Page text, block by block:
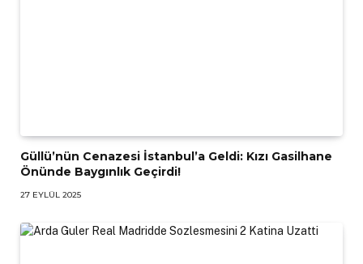
Güllü’nün Cenazesi İstanbul’a Geldi: Kızı Gasilhane
Önünde Baygınlık Geçirdi!
27 EYLÜL 2025